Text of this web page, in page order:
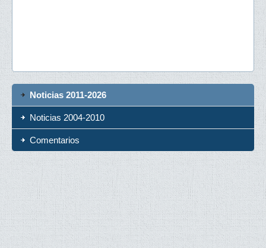
Noticias 2011-2026
Noticias 2004-2010
Comentarios